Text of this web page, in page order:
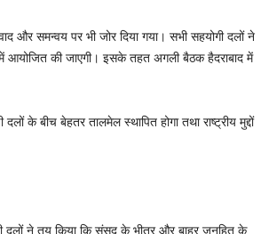
समन्वय पर भी जोर दिया गया। सभी सहयोगी दलों ने
आयोजित की जाएगी। इसके तहत अगली बैठक हैदराबाद में
के बीच बेहतर तालमेल स्थापित होगा तथा राष्ट्रीय मुद्दों
ने तय किया कि संसद के भीतर और बाहर जनहित के